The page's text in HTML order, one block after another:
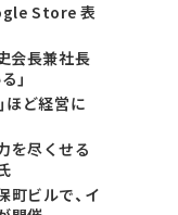
Store 表
会長兼社長
」
ほど経営に
を尽くせる
町ビルで、イ